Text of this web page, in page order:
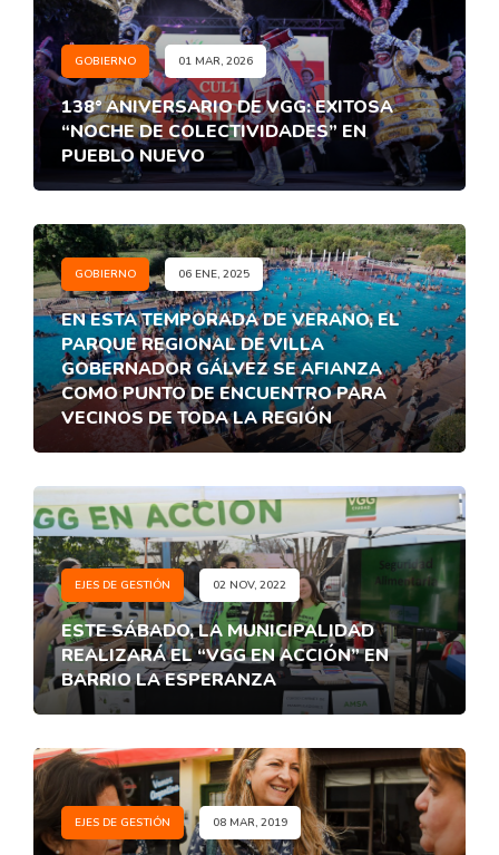
GOBIERNO 01 MAR, 2026
138° ANIVERSARIO DE VGG: EXITOSA
“NOCHE DE COLECTIVIDADES” EN
PUEBLO NUEVO
GOBIERNO 06 ENE, 2025
EN ESTA TEMPORADA DE VERANO, EL
PARQUE REGIONAL DE VILLA
GOBERNADOR GÁLVEZ SE AFIANZA
COMO PUNTO DE ENCUENTRO PARA
VECINOS DE TODA LA REGIÓN
EJES DE GESTIÓN 02 NOV, 2022
ESTE SÁBADO, LA MUNICIPALIDAD
REALIZARÁ EL “VGG EN ACCIÓN” EN
BARRIO LA ESPERANZA
EJES DE GESTIÓN 08 MAR, 2019